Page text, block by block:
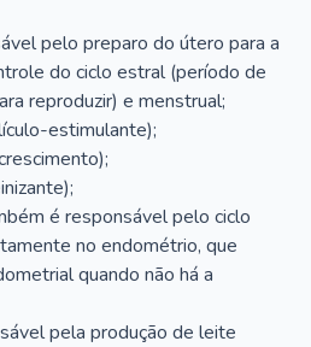
pelo preparo do útero para a
do ciclo estral (período de
reproduzir) e menstrual;
estimulante);
é responsável pelo ciclo
no endométrio, que
quando não há a
pela produção de leite